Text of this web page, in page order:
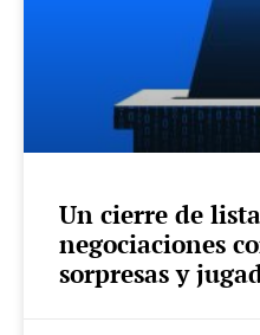
Un cierre de
negociaciones
sorpresas y